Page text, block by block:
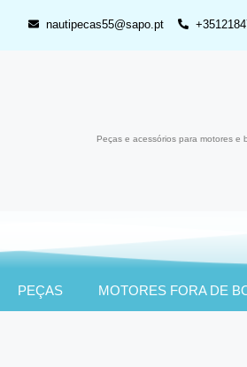
nautipecas55@sapo.pt
Peças e acessórios para motores e
PEÇAS MOTORES FORA DE